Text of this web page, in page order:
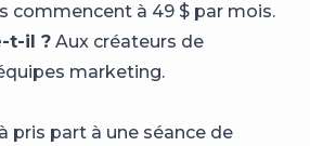
commencent à 49 $ par mois.
t-il ? Aux créateurs de
marketing.
pris part à une séance de